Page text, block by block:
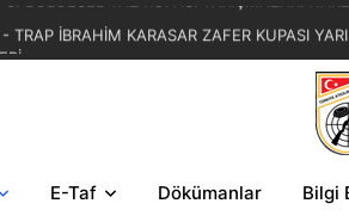
TRAP 3. BÖLGESEL YAZ KUPASI
İBRAHİM KARASAR ZAFER KUPASI
E-Taf Dökümanlar Bilgi